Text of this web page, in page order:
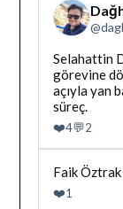
@
Bluesky'da
Dağhan
Irak
tarafindan
yazilan
gonderiyi
goruntule
Selahattin
görevine
açıyla yan
süreç.
❤️4💬2
Bluesky'da
Dağhan
Irak
Faik
❤️1